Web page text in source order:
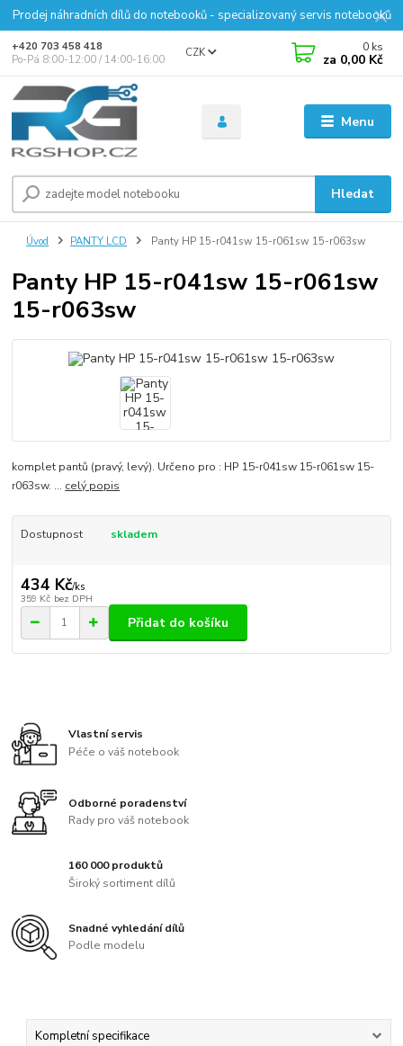
Prodej náhradních dílů do notebooků - specializovaný servis notebooků
Menu
CZK
Hledat
+420 703 458 418
Po-Pá 8:00-12:00 / 14:00-16:00
0 ks
za 0,00 Kč
Úvod PANTY LCD Panty HP 15-r041sw 15-r061sw 15-r063sw
Panty HP 15-r041sw 15-r061sw
15-r063sw
komplet pantů (pravý, levý). Určeno pro : HP 15-r041sw 15-r061sw 15-
r063sw. ... celý popis
Dostupnost skladem
434 Kč/ks
359 Kč bez DPH
Přidat do košíku
Vlastní servis
Péče o váš notebook
Odborné poradenství
Rady pro váš notebook
160 000 produktů
Široký sortiment dílů
Snadné vyhledání dílů
Podle modelu
Kompletní specifikace